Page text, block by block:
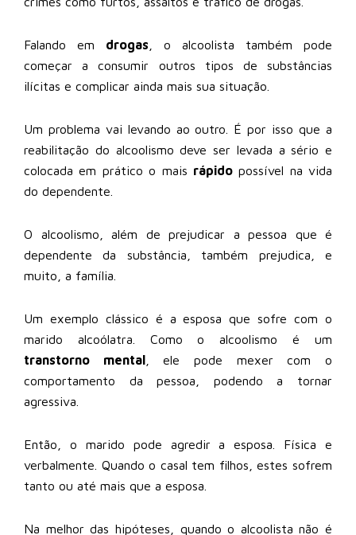
Falando em drogas , o alcoolista também pode
começar a consumir outros tipos de substâncias
ilícitas e complicar ainda mais sua situação.
Um problema vai levando ao outro. É por isso que a
reabilitação do alcoolismo deve ser levada a sério e
colocada em prático o mais rápidopossível na vida
do dependente.
O alcoolismo, além de prejudicar a pessoa que é
dependente da substância, também prejudica, e
muito, a família.
Um exemplo clássico é a esposa que sofre com o
marido alcoólatra. Como o alcoolismo é um
transtorno mental, ele pode mexer com o
comportamento da pessoa, podendo a tornar
agressiva.
Então, o marido pode agredir a esposa. Física e
verbalmente. Quando o casal tem filhos, estes sofrem
tanto ou até mais que a esposa.
Na melhor das hipóteses, quando o alcoolista não é